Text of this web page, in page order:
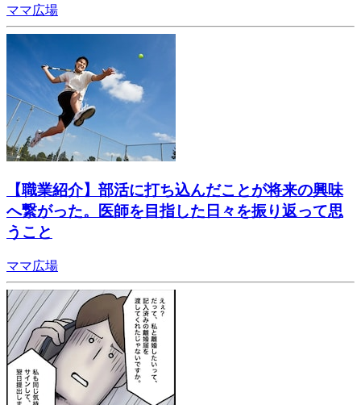
ママ広場
【職業紹介】部活に打ち込んだことが将来の興味
へ繋がった。医師を目指した日々を振り返って思
うこと
ママ広場